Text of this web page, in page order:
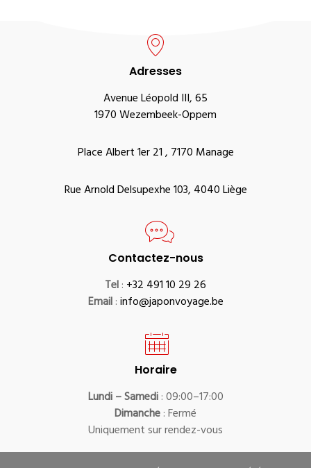
Adresses
Avenue Léopold III, 65
1970 Wezembeek-Oppem
Place Albert 1er 21 , 7170 Manage
Rue Arnold Delsupexhe 103, 4040 Liège
Contactez-nous
Tel: +32 491 10 29 26
Email:info@japonvoyage.be
Horaire
Lundi – Samedi: 09:00–17:00
Dimanche: Fermé
Uniquement sur rendez-vous